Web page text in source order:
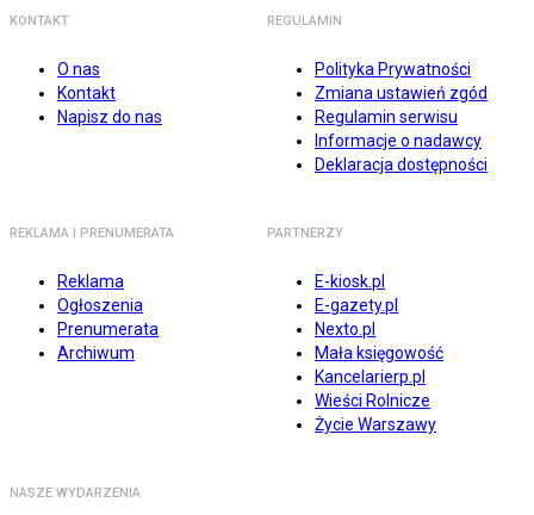
KONTAKT
O nas
Kontakt
Napisz do nas
REGULAMIN
Polityka Prywatności
Zmiana ustawień zgód
Regulamin serwisu
Informacje o nadawcy
Deklaracja dostępności
REKLAMA I PRENUMERATA
Reklama
Ogłoszenia
Prenumerata
Archiwum
PARTNERZY
E-kiosk.pl
E-gazety.pl
Nexto.pl
Mała księgowość
Kancelarierp.pl
Wieści Rolnicze
Życie Warszawy
NASZE WYDARZENIA